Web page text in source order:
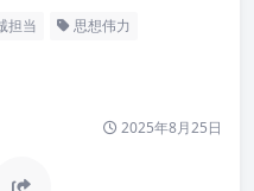
担当 思想伟力
2025年8月25日